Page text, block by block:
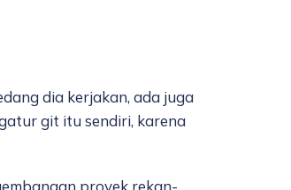
dia kerjakan, ada juga
git itu sendiri, karena